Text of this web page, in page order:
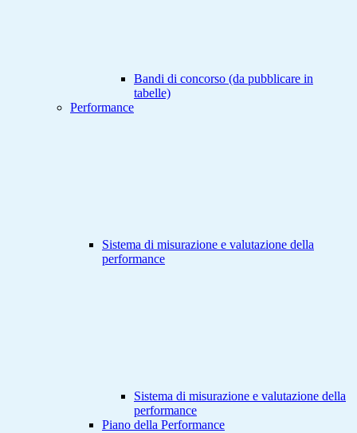
Bandi di concorso (da pubblicare in
tabelle)
Performance
Sistema di misurazione e valutazione della
performance
Sistema di misurazione e valutazione della
performance
Piano della Performance